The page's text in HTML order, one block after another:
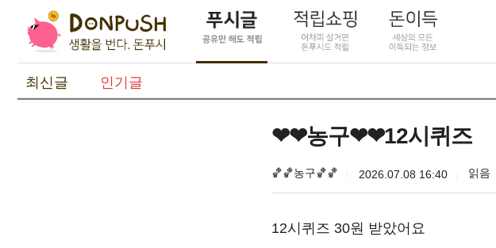
최신글 인기글
❤❤농구❤❤12시퀴즈
🏀🏀농구🏀🏀 2026.07.08 16:40
12시퀴즈 30원 받았어요